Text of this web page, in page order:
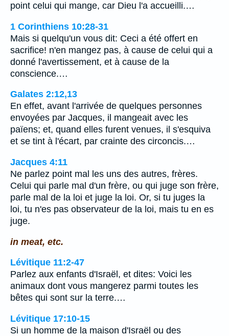
point celui qui mange, car Dieu l'a accueilli.…
1 Corinthiens 10:28-31
Mais si quelqu'un vous dit: Ceci a été offert en
sacrifice! n'en mangez pas, à cause de celui qui a
donné l'avertissement, et à cause de la
conscience.…
Galates 2:12,13
En effet, avant l'arrivée de quelques personnes
envoyées par Jacques, il mangeait avec les
païens; et, quand elles furent venues, il s'esquiva
et se tint à l'écart, par crainte des circoncis.…
Jacques 4:11
Ne parlez point mal les uns des autres, frères.
Celui qui parle mal d'un frère, ou qui juge son frère,
parle mal de la loi et juge la loi. Or, si tu juges la
loi, tu n'es pas observateur de la loi, mais tu en es
juge.
in meat, etc.
Lévitique 11:2-47
Parlez aux enfants d'Israël, et dites: Voici les
animaux dont vous mangerez parmi toutes les
bêtes qui sont sur la terre.…
Lévitique 17:10-15
Si un homme de la maison d'Israël ou des